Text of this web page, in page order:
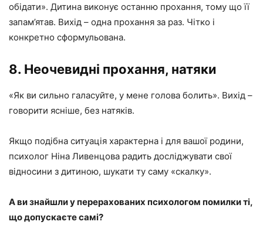
обідати». Дитина виконує останню прохання, тому що її
запам’ятав. Вихід – одна прохання за раз. Чітко і
конкретно сформульована.
8. Неочевидні прохання, натяки
«Як ви сильно галасуйте, у мене голова болить». Вихід –
говорити ясніше, без натяків.
Якщо подібна ситуація характерна і для вашої родини,
психолог Ніна Ливенцова радить досліджувати свої
відносини з дитиною, шукати ту саму «скалку».
А ви знайшли у перерахованих психологом помилки ті,
що допускаєте самі?